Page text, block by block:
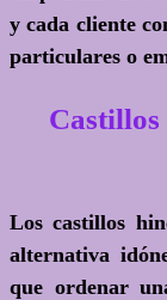
y cada cliente
particulares o
Castillos
Los castillos
alternativa
que ordenar